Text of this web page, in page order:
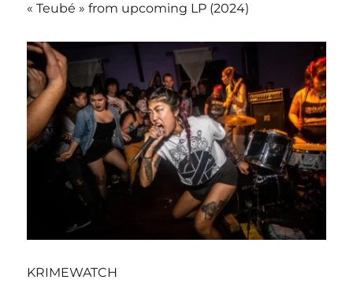
« Teubé » from upcoming LP (2024)
KRIMEWATCH